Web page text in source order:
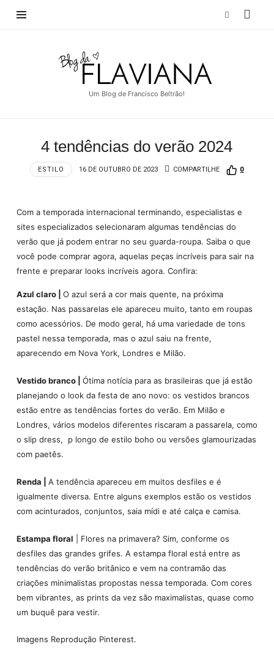
Blog
da
FlavianaUm Blog de Francisco Beltrão!
4 tendências do verão 2024
ESTILO 16 DE OUTUBRO DE 2023 COMPARTILHE 0
Com a temporada internacional terminando, especialistas e
sites especializados selecionaram algumas tendências do
verão que já podem entrar no seu guarda-roupa. Saiba o que
você pode comprar agora, aquelas peças incríveis para sair na
frente e preparar looks incríveis agora. Confira:
Azul claro | O azul será a cor mais quente, na próxima
estação. Nas passarelas ele apareceu muito, tanto em roupas
como acessórios. De modo geral, há uma variedade de tons
pastel nessa temporada, mas o azul saiu na frente,
aparecendo em Nova York, Londres e Milão.
Vestido branco | Ótima notícia para as brasileiras que já estão
planejando o look da festa de ano novo: os vestidos brancos
estão entre as tendências fortes do verão. Em Milão e
Londres, vários modelos diferentes riscaram a passarela, como
o slip dress, p longo de estilo boho ou versões glamourizadas
com paetês.
Renda | A tendência apareceu em muitos desfiles e é
igualmente diversa. Entre alguns exemplos estão os vestidos
com acinturados, conjuntos, saia mídi e até calça e camisa.
Estampa floral | Flores na primavera? Sim, conforme os
desfiles das grandes grifes. A estampa floral está entre as
tendências do verão britânico e vem na contramão das
criações minimalistas propostas nessa temporada. Com cores
bem vibrantes, as prints da vez são maximalistas, quase como
um buquê para vestir.
Imagens Reprodução Pinterest.